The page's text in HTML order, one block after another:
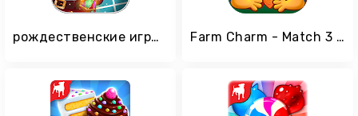
рождественские игры - игра-головоломка для Xmas Farm Charm - Match 3 Blast King Games